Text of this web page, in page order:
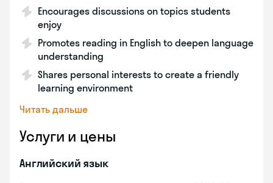
Encourages discussions on topics students
enjoy
Promotes reading in English to deepen language
understanding
Shares personal interests to create a friendly
learning environment
Читать дальше
Услуги и цены
Английский язык